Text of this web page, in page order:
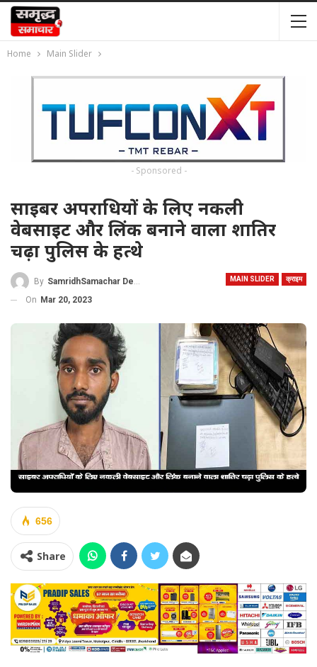
Home Main Slider
- Sponsored -
साइबर अपराधियों के लिए नकली
वेबसाइट और लिंक बनाने वाला शातिर
चढ़ा पुलिस के हत्थे
MAIN SLIDER क्राइम
By SamridhSamachar Desk
On Mar 20, 2023
656
Share